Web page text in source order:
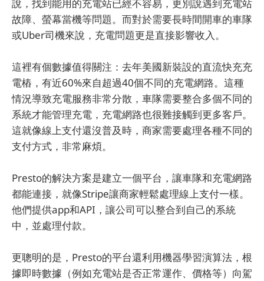
說，找到能用的充電站已經不容易，更別說遇到充電站
故障、螢幕當機等問題。而對於需要長時間開車的車隊
或Uber司機來說，充電問題更是直接影響收入。
這裡有個數據值得關注：去年美國新裝設的直流快充充
電樁，有近60%來自超過40個不同的充電網路。這種
情況導致充電服務非常分散，車隊需要整合多個不同的
系統才能管理充電，充電網路也很難接觸到更多客戶。
這就像線上支付還沒普及時，商家需要處理各種不同的
支付方式，非常麻煩。
Presto的解決方案是建立一個平台，讓車隊和充電網路
都能連接，就像Stripe讓商家輕鬆處理線上支付一樣。
他們提供app和API，讓公司可以整合到自己的系統
中，並處理付款。
更聰明的是，Presto的平台還利用機器學習演算法，根
據即時數據（例如充電站是否正常運作、價格等）向駕